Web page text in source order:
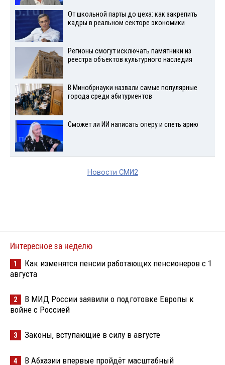
От школьной парты до цеха: как закрепить
кадры в реальном секторе экономики
Регионы смогут исключать памятники из
реестра объектов культурного наследия
В Минобрнауки назвали самые популярные
города среди абитуриентов
Сможет ли ИИ написать оперу и спеть арию
Новости СМИ2
Интересное за неделю
1
Как изменятся пенсии работающих пенсионеров с 1
августа
2
В МИД России заявили о подготовке Европы к
войне с Россией
3 Законы, вступающие в силу в августе
4
В Абхазии впервые пройдёт масштабный